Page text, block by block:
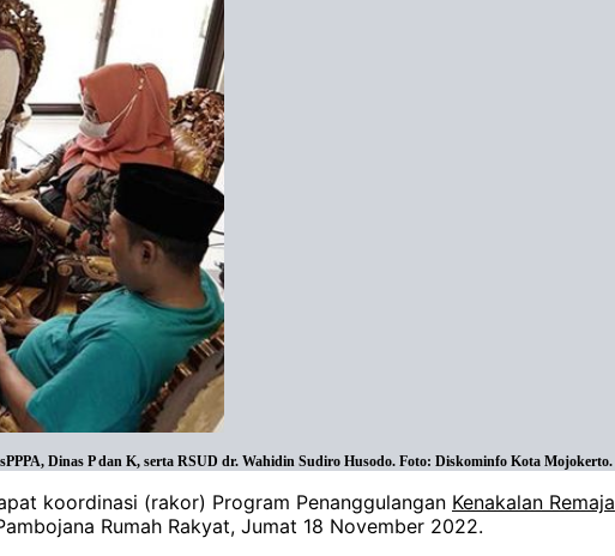
Dinas P dan K, serta RSUD dr. Wahidin Sudiro Husodo. Foto: Diskominfo Kota Mojokerto.
koordinasi (rakor) Program Penanggulangan Kenakalan Remaja
Rumah Rakyat, Jumat 18 November 2022.